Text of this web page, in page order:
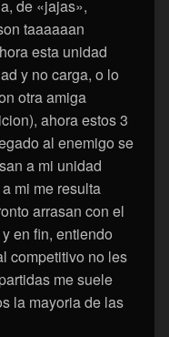
de «jajas»,
taaaaaan
esta unidad
y no carga, o lo
otra amiga
ahora estos 3
al enemigo se
a mi unidad
mi me resulta
arrasan con el
en fin, entiendo
competitivo no les
me suele
la mayoria de las